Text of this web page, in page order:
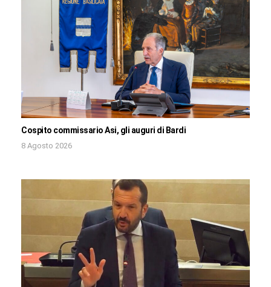
Cospito commissario Asi, gli auguri di Bardi
8 Agosto 2026